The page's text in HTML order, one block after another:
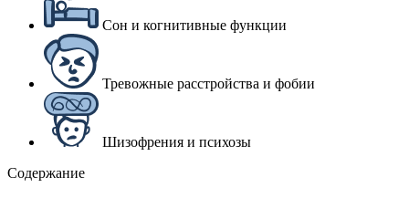
Сон и когнитивные функции
Тревожные расстройства и фобии
Шизофрения и психозы
Содержание